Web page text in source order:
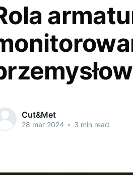
Cut&Met
28 mar 2024 • 3 min read